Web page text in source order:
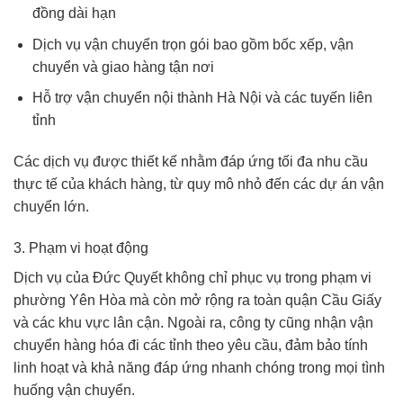
đồng dài hạn
Dịch vụ vận chuyển trọn gói bao gồm bốc xếp, vận
chuyển và giao hàng tận nơi
Hỗ trợ vận chuyển nội thành Hà Nội và các tuyến liên
tỉnh
Các dịch vụ được thiết kế nhằm đáp ứng tối đa nhu cầu
thực tế của khách hàng, từ quy mô nhỏ đến các dự án vận
chuyển lớn.
3. Phạm vi hoạt động
Dịch vụ của Đức Quyết không chỉ phục vụ trong phạm vi
phường Yên Hòa mà còn mở rộng ra toàn quận Cầu Giấy
và các khu vực lân cận. Ngoài ra, công ty cũng nhận vận
chuyển hàng hóa đi các tỉnh theo yêu cầu, đảm bảo tính
linh hoạt và khả năng đáp ứng nhanh chóng trong mọi tình
huống vận chuyển.